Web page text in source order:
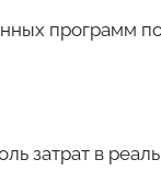
программ
затрат в